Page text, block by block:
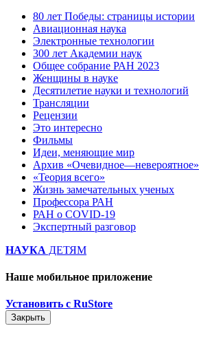
80 лет Победы: страницы истории
Авиационная наука
Электронные технологии
300 лет Академии наук
Общее собрание РАН 2023
Женщины в науке
Десятилетие науки и технологий
Трансляции
Рецензии
Это интересно
Фильмы
Идеи, меняющие мир
Архив «Очевидное—невероятное»
«Теория всего»
Жизнь замечательных ученых
Профессора РАН
РАН о COVID-19
Экспертный разговор
НАУКА ДЕТЯМ
Наше мобильное приложение
Установить с RuStore
Закрыть